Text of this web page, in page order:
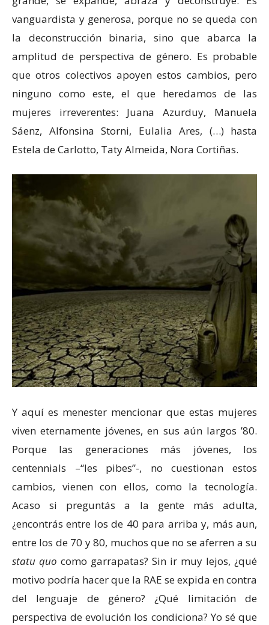
vanguardista y generosa, porque no se queda con
la deconstrucción binaria, sino que abarca la
amplitud de perspectiva de género. Es probable
que otros colectivos apoyen estos cambios, pero
ninguno como este, el que heredamos de las
mujeres irreverentes: Juana Azurduy, Manuela
Sáenz, Alfonsina Storni, Eulalia Ares, (…) hasta
Estela de Carlotto, Taty Almeida, Nora Cortiñas.
Y aquí es menester mencionar que estas mujeres
viven eternamente jóvenes, en sus aún largos ’80.
Porque las generaciones más jóvenes, los
centennials –“les pibes”-, no cuestionan estos
cambios, vienen con ellos, como la tecnología.
Acaso si preguntás a la gente más adulta,
¿encontrás entre los de 40 para arriba y, más aun,
entre los de 70 y 80, muchos que no se aferren a su
statu quo como garrapatas? Sin ir muy lejos, ¿qué
motivo podría hacer que la RAE se expida en contra
del lenguaje de género? ¿Qué limitación de
perspectiva de evolución los condiciona? Yo sé que